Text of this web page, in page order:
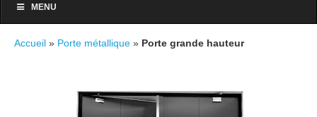
MENU
Accueil » Porte métallique » Porte grande hauteur